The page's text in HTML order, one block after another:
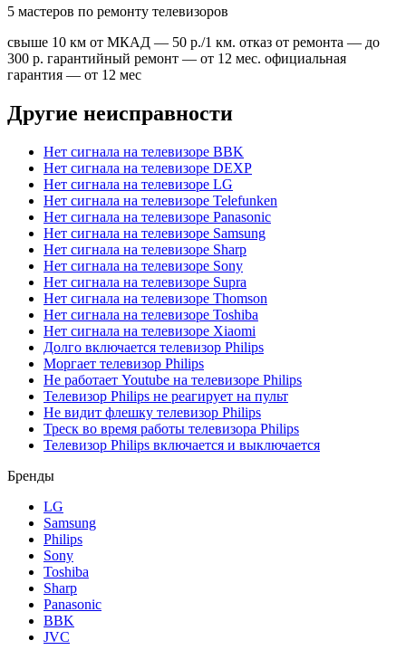
5 мастеров по ремонту телевизоров
свыше 10 км от МКАД — 50 р./1 км. отказ от ремонта — до
300 р. гарантийный ремонт — от 12 мес. официальная
гарантия — от 12 мес
Другие неисправности
Нет сигнала на телевизоре BBK
Нет сигнала на телевизоре DEXP
Нет сигнала на телевизоре LG
Нет сигнала на телевизоре Telefunken
Нет сигнала на телевизоре Panasonic
Нет сигнала на телевизоре Samsung
Нет сигнала на телевизоре Sharp
Нет сигнала на телевизоре Sony
Нет сигнала на телевизоре Supra
Нет сигнала на телевизоре Thomson
Нет сигнала на телевизоре Toshiba
Нет сигнала на телевизоре Xiaomi
Долго включается телевизор Philips
Моргает телевизор Philips
Не работает Youtube на телевизоре Philips
Телевизор Philips не реагирует на пульт
Не видит флешку телевизор Philips
Треск во время работы телевизора Philips
Телевизор Philips включается и выключается
Бренды
LG
Samsung
Philips
Sony
Toshiba
Sharp
Panasonic
BBK
JVC